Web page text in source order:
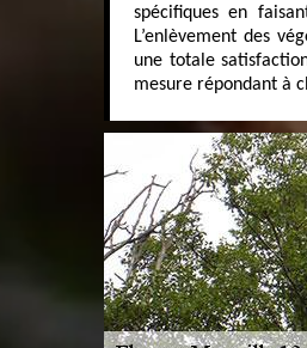
spécifiques en
L’enlèvement des
une totale
mesure répondant à